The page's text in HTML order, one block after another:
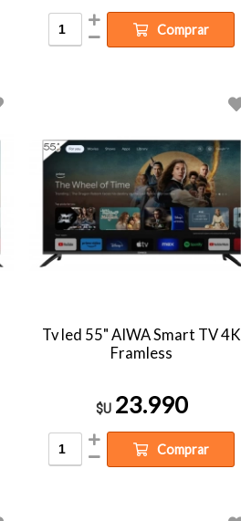
Comprar
Tv led 55" AIWA Smart TV 4K
Framless
$U 23.990
Comprar